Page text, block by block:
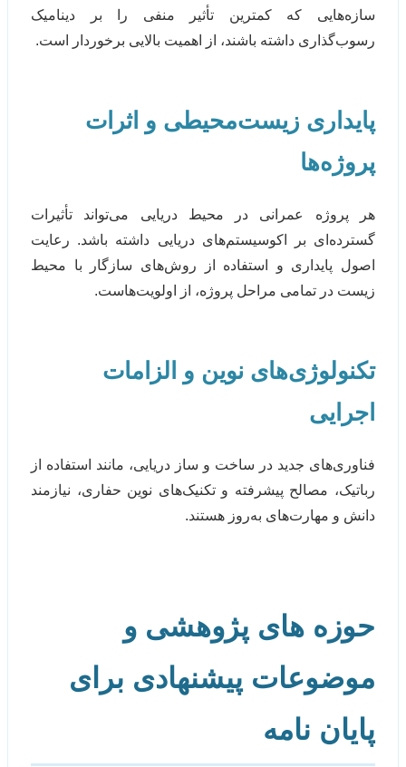
سازه‌هایی که کمترین تأثیر منفی را بر دینامیک
رسوب‌گذاری داشته باشند، از اهمیت بالایی برخوردار است.
پایداری زیست‌محیطی و اثرات
پروژه‌ها
هر پروژه عمرانی در محیط دریایی می‌تواند تأثیرات
گسترده‌ای بر اکوسیستم‌های دریایی داشته باشد. رعایت
اصول پایداری و استفاده از روش‌های سازگار با محیط
زیست در تمامی مراحل پروژه، از اولویت‌هاست.
تکنولوژی‌های نوین و الزامات
اجرایی
فناوری‌های جدید در ساخت و ساز دریایی، مانند استفاده از
رباتیک، مصالح پیشرفته و تکنیک‌های نوین حفاری، نیازمند
دانش و مهارت‌های به‌روز هستند.
حوزه های پژوهشی و
موضوعات پیشنهادی برای
پایان نامه